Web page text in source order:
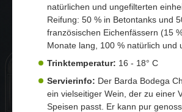
natürlichen und ungefilterten
Reifung: 50 % in Betontanks und
französischen Eichenfässern (15
Monate lang, 100 % natürlich und
Trinktemperatur: 16 - 18° C
Servierinfo: Der Barda Bodega
ein vielseitiger Wein, der zu einer
Speisen passt. Er kann pur